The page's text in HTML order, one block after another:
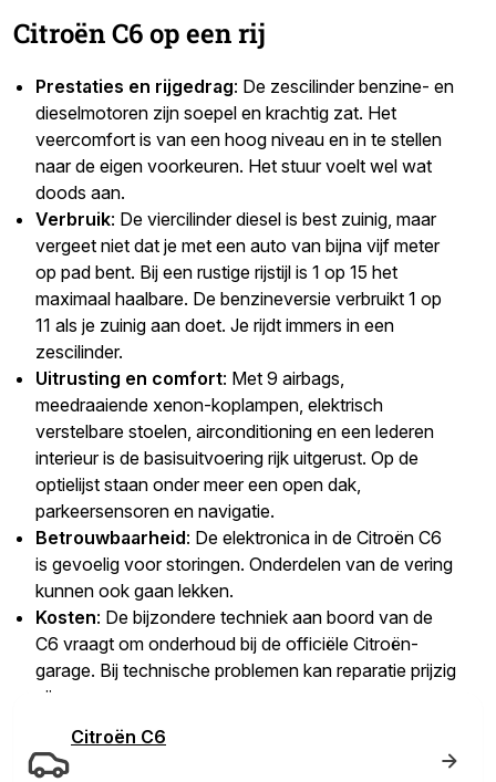
Citroën C6 op een rij
Prestaties en rijgedrag: De zescilinder benzine- en
dieselmotoren zijn soepel en krachtig zat. Het
veercomfort is van een hoog niveau en in te stellen
naar de eigen voorkeuren. Het stuur voelt wel wat
doods aan.
Verbruik: De viercilinder diesel is best zuinig, maar
vergeet niet dat je met een auto van bijna vijf meter
op pad bent. Bij een rustige rijstijl is 1 op 15 het
maximaal haalbare. De benzineversie verbruikt 1 op
11 als je zuinig aan doet. Je rijdt immers in een
zescilinder.
Uitrusting en comfort: Met 9 airbags,
meedraaiende xenon-koplampen, elektrisch
verstelbare stoelen, airconditioning en een lederen
interieur is de basisuitvoering rijk uitgerust. Op de
optielijst staan onder meer een open dak,
parkeersensoren en navigatie.
Betrouwbaarheid: De elektronica in de Citroën C6
is gevoelig voor storingen. Onderdelen van de vering
kunnen ook gaan lekken.
Kosten: De bijzondere techniek aan boord van de
C6 vraagt om onderhoud bij de officiële Citroën-
garage. Bij technische problemen kan reparatie prijzig
zijn.
Citroën C6